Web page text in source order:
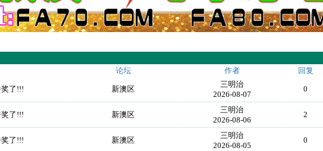
论坛 作者 回复
了!!! 新澳区
三明治
2026-08-07
0
了!!! 新澳区
三明治
2026-08-06
2
了!!! 新澳区
三明治
2026-08-05
0